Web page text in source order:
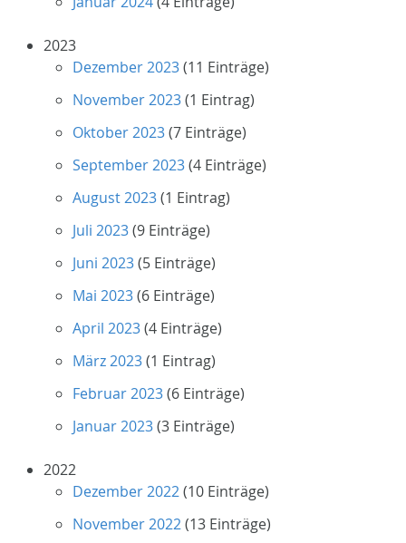
2023
Dezember 2023(11 Einträge)
November 2023(1 Eintrag)
Oktober 2023(7 Einträge)
September 2023(4 Einträge)
August 2023(1 Eintrag)
Juli 2023(9 Einträge)
Juni 2023(5 Einträge)
Mai 2023(6 Einträge)
April 2023(4 Einträge)
März 2023(1 Eintrag)
Februar 2023(6 Einträge)
Januar 2023(3 Einträge)
2022
Dezember 2022(10 Einträge)
November 2022(13 Einträge)